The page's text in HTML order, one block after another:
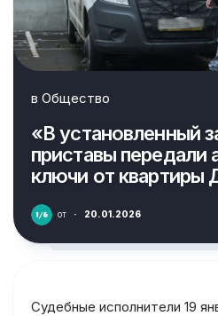
в Общество
«В установленный
приставы передали
ключи от квартиры
от · 20.01.2026
Судебные исполнители 19